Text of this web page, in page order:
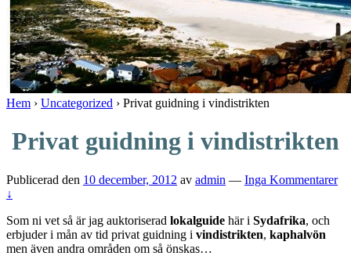
Hem › Uncategorized › Privat guidning i vindistrikten
Privat guidning i vindistrikten
Publicerad den 10 december, 2012 av admin — Inga Kommentarer
↓
Som ni vet så är jag auktoriserad lokalguide här i Sydafrika, och
erbjuder i mån av tid privat guidning i vindistrikten, kaphalvön
men även andra områden om så önskas…